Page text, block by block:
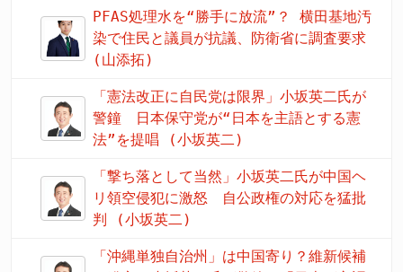
PFAS処理水を“勝手に放流”？ 横田基地汚
染で住民と議員が抗議、防衛省に調査要求
(山添拓)
「憲法改正に自民党は限界」小坂英二氏が
警鐘 日本保守党が“日本を主語とする憲
法”を提唱 (小坂英二)
「撃ち落として当然」小坂英二氏が中国ヘ
リ領空侵犯に激怒 自公政権の対応を猛批
判 (小坂英二)
「沖縄単独自治州」は中国寄り？維新候補